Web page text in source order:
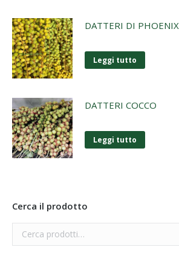
DATTERI DI PHOENIX
Leggi tutto
DATTERI COCCO
Leggi tutto
Cerca il prodotto